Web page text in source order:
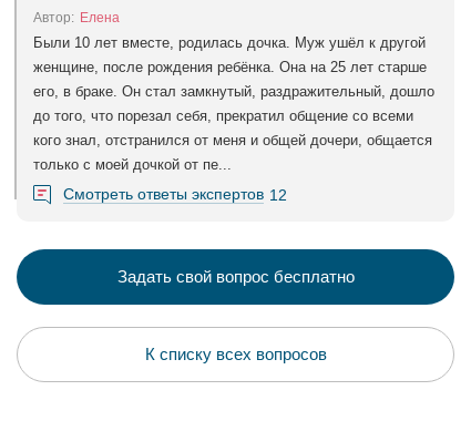
Автор: Елена
Были 10 лет вместе, родилась дочка. Муж ушёл к другой
женщине, после рождения ребёнка. Она на 25 лет старше
его, в браке. Он стал замкнутый, раздражительный, дошло
до того, что порезал себя, прекратил общение со всеми
кого знал, отстранился от меня и общей дочери, общается
только с моей дочкой от пе...
Смотреть ответы экспертов 12
Задать свой вопрос бесплатно
К списку всех вопросов